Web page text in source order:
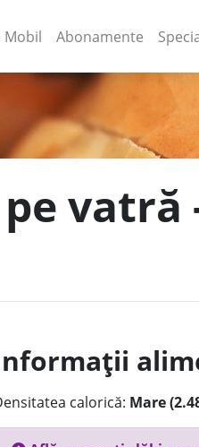
Mobil (current)
Abonamente
vatră
calorică: Mare